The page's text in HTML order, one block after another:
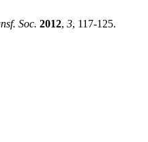
Soc. 2012, 3, 117-125.